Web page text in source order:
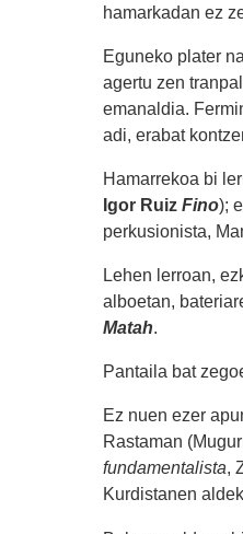
hamarkadan ez
Eguneko plater
agertu zen
emanaldia.
adi, erabat
Hamarrekoa bi
Igor Ruiz Fino);
perkusionista,
Lehen lerroan,
alboetan,
Matah.
Pantaila bat
Ez nuen ezer
Rastaman
fundamentalista,
Kurdistanen